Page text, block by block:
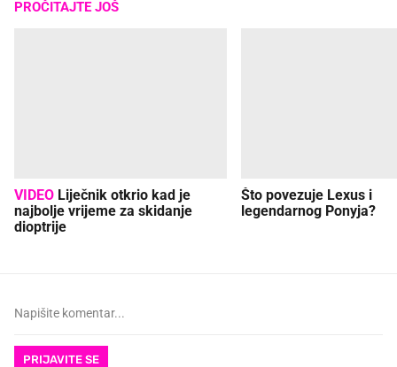
PROČITAJTE JOŠ
VIDEO
najbolje vrijeme za skidanje
dioptrije
Što povezuje Lexus i
legendarnog Ponyja?
PRIJAVITE SE